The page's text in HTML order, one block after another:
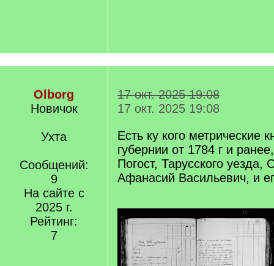
Olborg
Новичок
Ухта
Сообщений:
9
На сайте с
2025 г.
Рейтинг:
7
17 окт. 2025 19:08
17 окт. 2025 19:08
Есть ку кого метрические
губернии от 1784 г и
Погост, Тарусского уезда,
Aфанасий Васильевич, и